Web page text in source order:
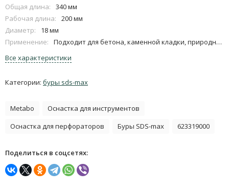
Общая длина:
340 мм
Рабочая длина:
200 мм
Диаметр:
18 мм
Применение:
Подходит для бетона, каменной кладки, природного камня
Все характеристики
Категории: буры sds-max
Metabo
Оснастка для инструментов
Оснастка для перфораторов
Буры SDS-max 623319000
Поделиться в соцсетях: